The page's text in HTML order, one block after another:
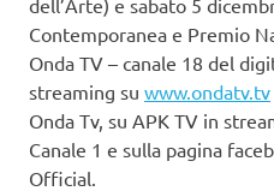
Contemporanea e Premio
Onda TV – canale 18 del
streaming su www.ondatv.tv
Onda Tv, su APK TV in
Canale 1 e sulla pagina
Official.